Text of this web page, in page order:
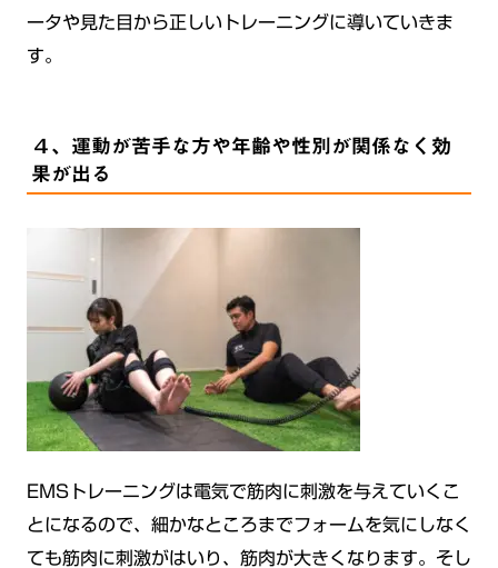
ータや見た目から正しいトレーニングに導いていきま
す。
４、運動が苦手な方や年齢や性別が関係なく効
果が出る
EMSトレーニングは電気で筋肉に刺激を与えていくこ
とになるので、細かなところまでフォームを気にしなく
ても筋肉に刺激がはいり、筋肉が大きくなります。そし